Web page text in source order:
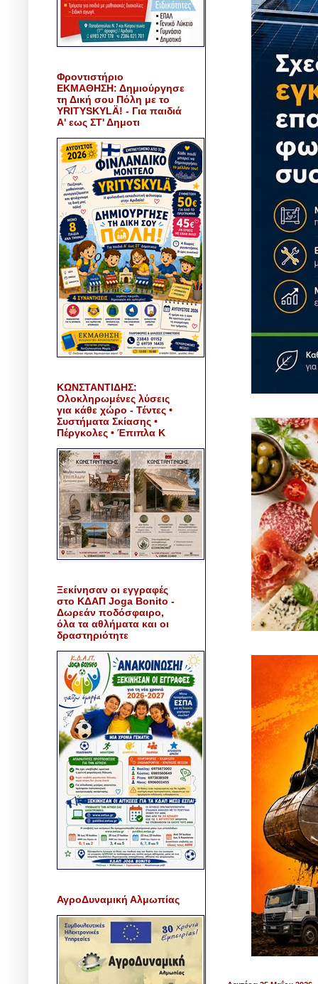
Φροντιστήριο
ΕΚΜΑΘΗΣΗ: Δημιούργησε
τη Δική σου Πόλη με το
YRITYSKYLÄ! - Για παιδιά
Α' εως ΣΤ' Δημοτι
ΚΩΝΣΤΑΝΤΙΔΗΣ:
Ολοκληρωμένες λύσεις
για κάθε χώρο - Τέντες •
Συστήματα Σκίασης •
Πέργκολες • Έπιπλα Κ
Ξεκίνησαν οι εγγραφές
στο ΚΔΑΠ Joga Bonito -
Δωρεάν ποδόσφαιρο,
όλα τα αθλήματα και οι
δραστηριότητε
ΑγροΔυναμική Αλμωπίας